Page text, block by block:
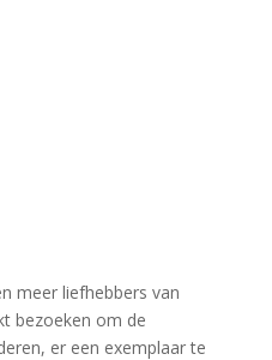
meer liefhebbers van
bezoeken om de
er een exemplaar te